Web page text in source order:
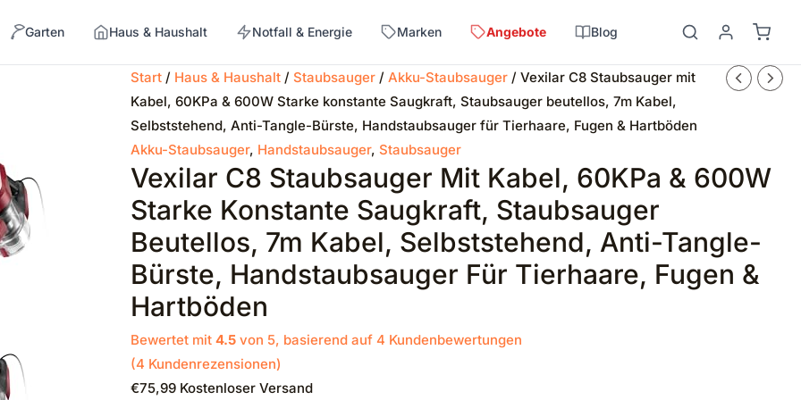
Garten Haus & Haushalt Notfall & Energie Marken Angebote Blog
→
Start/ Haus & Haushalt/ Staubsauger/ Akku-Staubsauger/ Vexilar C8 Staubsauger mit
Kabel, 60KPa & 600W Starke konstante Saugkraft, Staubsauger beutellos, 7m Kabel,
Selbststehend, Anti-Tangle-Bürste, Handstaubsauger für Tierhaare, Fugen & Hartböden
Akku-Staubsauger, Handstaubsauger, Staubsauger
Vexilar C8 Staubsauger Mit Kabel, 60KPa & 600W
Starke Konstante Saugkraft, Staubsauger
Beutellos, 7m Kabel, Selbststehend, Anti-Tangle-
Bürste, Handstaubsauger Für Tierhaare, Fugen &
Hartböden
Bewertet mit 4.5von 5, basierend auf 4 Kundenbewertungen
(4 Kundenrezensionen)
€75,99 Kostenloser Versand